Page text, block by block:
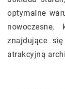
optymalne
znajdujące
atrakcyjną